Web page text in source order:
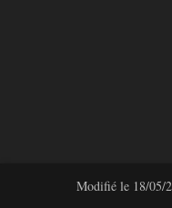
Modifié le 18/05/